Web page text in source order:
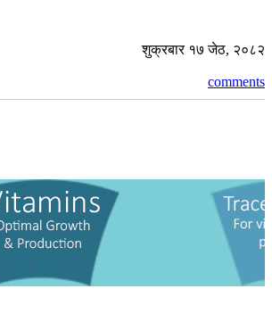
शुक्रबार १७ जेठ, २०८२
comments